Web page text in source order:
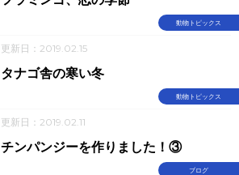
動物トピックス
更新日：2019.02.15
動物トピックス
タナゴ舎の寒い冬
更新日：2019.02.11
ブログ
チンパンジーを作りました！③